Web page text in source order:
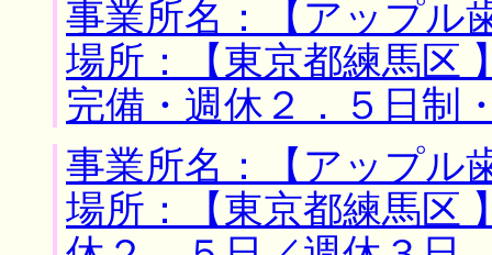
事業所名：【アップ
場所：【東京都練馬区
完備・週休２．５日制
事業所名：【アップ
場所：【東京都練馬区